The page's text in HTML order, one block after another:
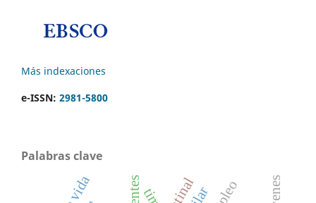
Más indexaciones
e-ISSN: 2981-5800
Palabras clave